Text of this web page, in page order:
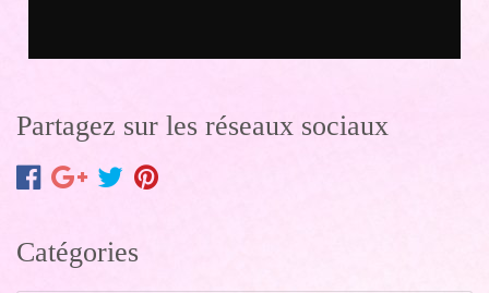
Partagez sur les réseaux sociaux
Catégories